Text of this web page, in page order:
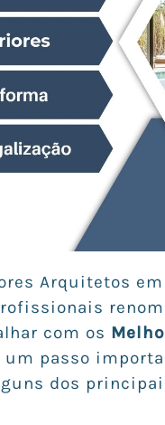
Arquitetos em
com os
um passo
dos